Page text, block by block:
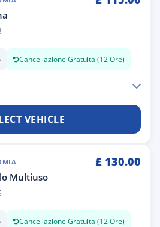
Cancellazione Gratuita (12 Ore)
VEHICLE
£ 130.00
Multiuso
Cancellazione Gratuita (12 Ore)